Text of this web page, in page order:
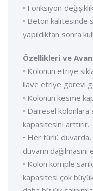
• Fonksiyon
• Beton
yapıldıktan sonra
Özellikleri ve
• Kolonun etriye
ilave etriye görevi
• Kolonun kesme
• Dairesel kolonlara
kapasitesini arttırır.
• Her türlü duvarda,
duvarın
• Kolon komple
kapasitesi çok